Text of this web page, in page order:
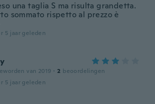
una taglia S ma risulta grandetta.
sommato rispetto al prezzo è
5 jaar geleden
van 2019 · 2 beoordelingen
5 jaar geleden